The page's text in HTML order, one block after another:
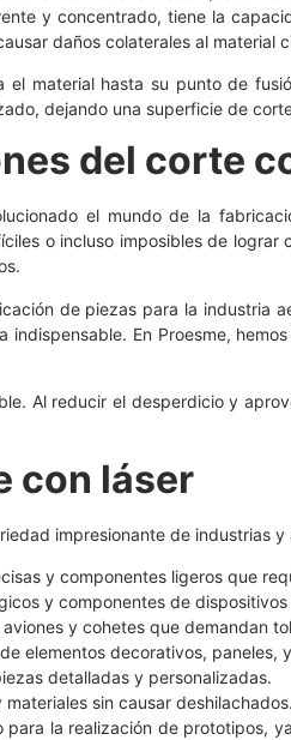
y concentrado, tiene la
daños colaterales al material
el material hasta su punto de
dejando una superficie de
del corte
el mundo de la
o incluso imposibles de
de piezas para la industria
En Proesme,
Al reducir el desperdicio y
con láser
impresionante de industrias
y componentes ligeros que
y componentes de
y cohetes que demandan
elementos decorativos, paneles,
detalladas y personalizadas.
sin causar deshilachados.
la realización de